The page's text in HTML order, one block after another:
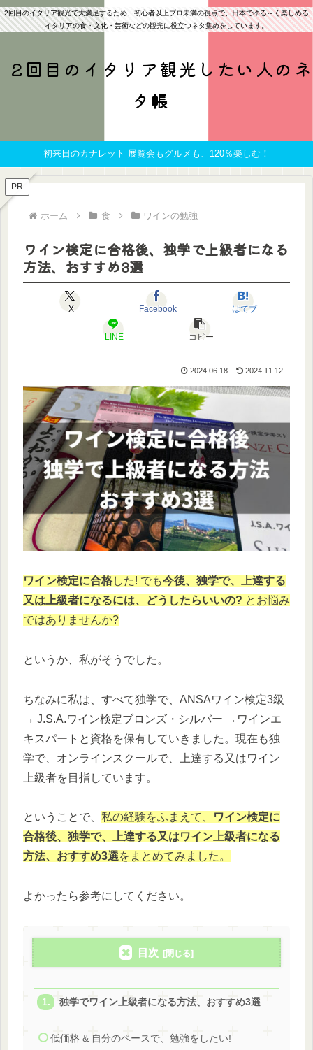
2回目のイタリア観光で大満足するため、初心者以上プロ未満の視点で、日本でゆる～く楽しめる
イタリアの食・文化・芸術などの観光に役立つネタ集めをしています。
2回目のイタリア観光したい人のネ
タ帳
初来日のカナレット 展覧会もグルメも、120％楽しむ！
PR
ホーム 食 ワインの勉強
ワイン検定に合格後、独学で上級者になる
方法、おすすめ3選
X Facebook はてブ
LINE コピー
2024.06.18 2024.11.12
ワイン検定に合格した! でも今後、独学で、上達する
又は上級者になるには、どうしたらいいの? とお悩み
ではありませんか?
というか、私がそうでした。
ちなみに私は、すべて独学で、ANSAワイン検定3級
→ J.S.A.ワイン検定ブロンズ・シルバー →ワインエ
キスパートと資格を保有していきました。現在も独
学で、オンラインスクールで、上達する又はワイン
上級者を目指しています。
ということで、 私の経験をふまえて、
ワイン検定に
合格後、独学で、上達する又はワイン上級者になる
方法、おすすめ3選をまとめてみました。
よかったら参考にしてください。
目次
独学でワイン上級者になる方法、おすすめ3選
低価格 & 自分のペースで、勉強をしたい!